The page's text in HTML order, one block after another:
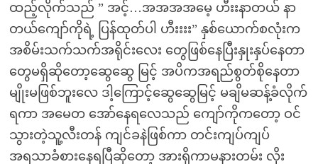
ထည့်လိုက်သည် ” အင့်…အအအအမေ့ ဟီးးနာတယ် နာ
တယ်ကျော်ကိုရဲ့ ပြန်ထုတ်ပါ ဟီးးးး” နှစ်ယောက်စလုံးက
အစိမ်းသက်သက်အရိုင်းလေး တွေဖြစ်နေပြီးနှုးနှပ်နေတာ
တွေမရှိဆိုတော့ဆွေဆွေ မြင့် အပိကအရည်စွတ်စိုနေတာ
မျိုးမဖြစ်ဘူးလေ ဒါ့ကြောင့်ဆွေဆွေမြင့် မချိမဆန့်ခံလိုက်
ရကာ အမေတ အော်နေရလေသည် ကျော်ကိုကတော့ ဝင်
သွားတဲ့သူ့လီးတန် ကျင်ခနဲဖြစ်ကာ တင်းကျပ်ကျပ်
အရသာခံစားနေရပြီဆိုတော့ အားရှိကာမနားတမ်း လိုး